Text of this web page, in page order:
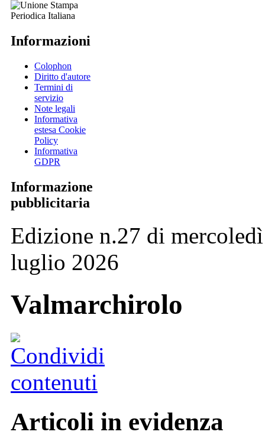
Informazioni
Colophon
Diritto d'autore
Termini di
servizio
Note legali
Informativa
estesa Cookie
Policy
Informativa
GDPR
Informazione
pubblicitaria
Edizione n.27 di
luglio 2026
Valmarchirolo
Articoli in evidenza